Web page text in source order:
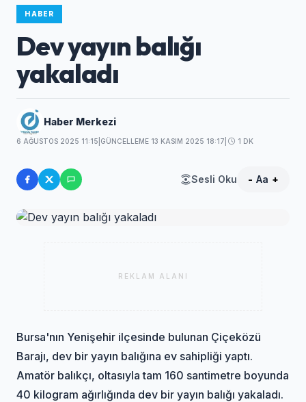
HABER
Dev yayın balığı
yakaladı
Haber Merkezi
6 AĞUSTOS 2025 11:15 GÜNCELLEME 13 KASIM 2025 18:17 1 DK
Sesli Oku - Aa +
REKLAM ALANI
Bursa'nın Yenişehir ilçesinde bulunan Çiçeközü
Barajı, dev bir yayın balığına ev sahipliği yaptı.
Amatör balıkçı, oltasıyla tam 160 santimetre boyunda
40 kilogram ağırlığında dev bir yayın balığı yakaladı.